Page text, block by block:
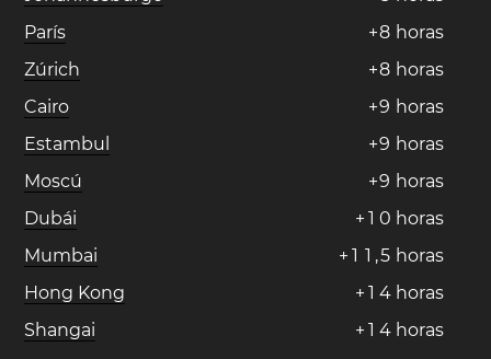
París
+8 horas
Zúrich
+8 horas
Cairo
+9 horas
Estambul
+9 horas
Moscú
+9 horas
Dubái
+ 1 0 horas
Mumbai
+ 1 1 ,5 horas
Hong Kong
+ 1 4 horas
Shangai
+ 1 4 horas